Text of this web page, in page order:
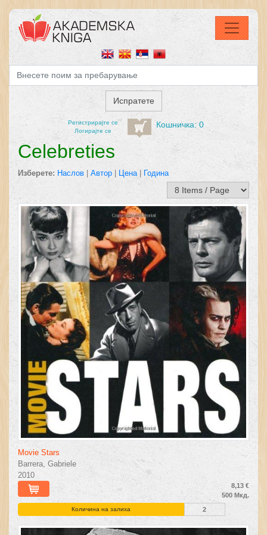
Регистрирајтe се
Логирајте се
Кошничка: 0
Celebreties
Изберете: Наслов | Автор | Цена | Година
Movie Stars
Barrera, Gabriele
2010
8,13 €
500 Мкд.
Количина на залиха 2